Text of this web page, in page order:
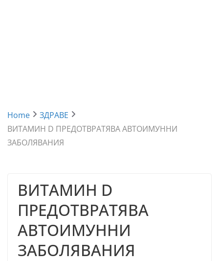
Home
ЗДРАВЕ
ВИТАМИН D ПРЕДОТВРАТЯВА АВТОИМУННИ
ЗАБОЛЯВАНИЯ
ВИТАМИН D
ПРЕДОТВРАТЯВА
АВТОИМУННИ
ЗАБОЛЯВАНИЯ